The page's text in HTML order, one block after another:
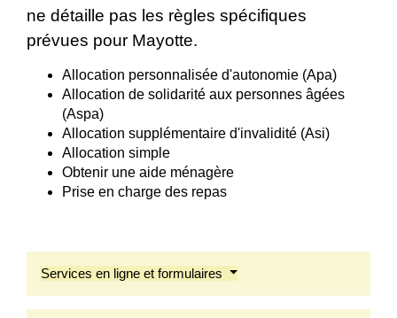
ne détaille pas les règles spécifiques
prévues pour Mayotte.
Allocation personnalisée d'autonomie (Apa)
Allocation de solidarité aux personnes âgées
(Aspa)
Allocation supplémentaire d'invalidité (Asi)
Allocation simple
Obtenir une aide ménagère
Prise en charge des repas
Services en ligne et formulaires